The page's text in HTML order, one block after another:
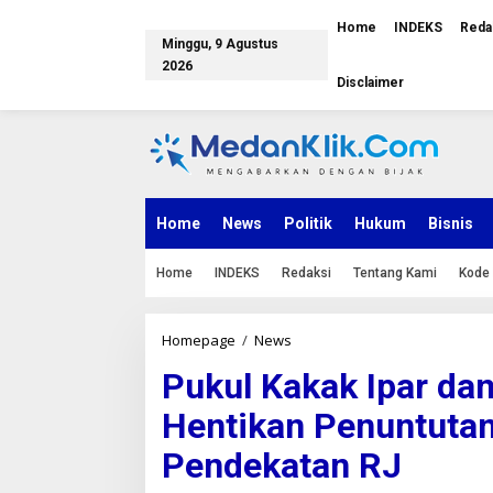
i
Minggu, 9 Agustus
2026
Home INDEKS
Disclaimer
Home News Politik Hukum Bisnis
Home INDEKS Redaksi Tentang Kami
Homepage / News
k
u
l
K
a
k
Pukul Kakak Ipar
Hentikan
Pendekatan RJ